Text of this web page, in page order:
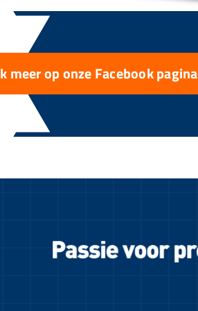
meer op onze Facebook pagina